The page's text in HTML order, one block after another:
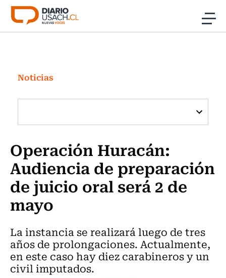
Click acá para ir directamente al contenido
Investigación
Cultura
Programas Radio y TV Usach
Noticias
Operación Huracán:
Audiencia de preparación
de juicio oral será 2 de
mayo
La instancia se realizará luego de tres
años de prolongaciones. Actualmente,
en este caso hay diez carabineros y un
civil imputados.